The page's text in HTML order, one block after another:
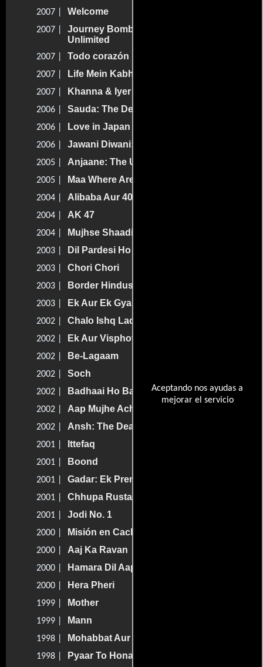
Aceptando nos ayudas a
mejorar el servicio
2007 | Welcome
2007 |
Journey Bombay to Goa: Laughter
Unlimited
2007 | Todo corazón
2007 | Life Mein Kabhie Kabhiee
2007 | Khanna & Iyer
2006 | Sauda: The Deal
2006 | Love in Japan
2006 | Jawani Diwani: A Youthful Joyride
2005 | Anjaane: The Unkown
2005 | Maa Where Are You...
2004 | Alibaba Aur 40 Chor
2004 | AK 47
2004 | Mujhse Shaadi Karogi
2003 | Dil Pardesi Ho Gayaa
2003 | Chori Chori
2003 | Border Hindustan Ka
2003 | Ek Aur Ek Gyarah: By Hook or by Crook
2002 | Chalo Ishq Ladaaye
2002 | Ek Aur Visphot
2002 | Be-Lagaam
2002 | Soch
2002 | Badhaai Ho Badhaai
2002 | Aap Mujhe Achche Lagne Lage
2002 | Ansh: The Deadly Part
2001 | Ittefaq
2001 | Boond
2001 | Gadar: Ek Prem Katha
2001 | Chhupa Rustam: A Musical Thriller
2001 | Jodi No. 1
2000 | Misión en Cachemira
2000 | Aaj Ka Ravan
2000 | Hamara Dil Aapke Paas Hai
2000 | Hera Pheri
1999 | Mother
1999 | Mann
1998 | Mohabbat Aur Jung
1998 | Pyaar To Hona Hi Tha